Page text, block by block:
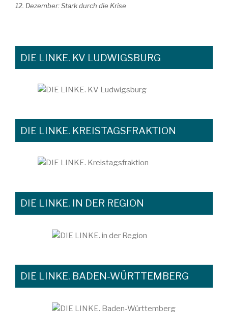
12. Dezember: Stark durch die Krise
DIE LINKE. KV LUDWIGSBURG
DIE LINKE. KREISTAGSFRAKTION
DIE LINKE. IN DER REGION
DIE LINKE. BADEN-WÜRTTEMBERG